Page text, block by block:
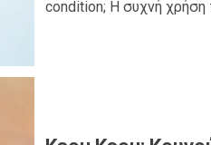
condition; Η συχνή χρήση
στον